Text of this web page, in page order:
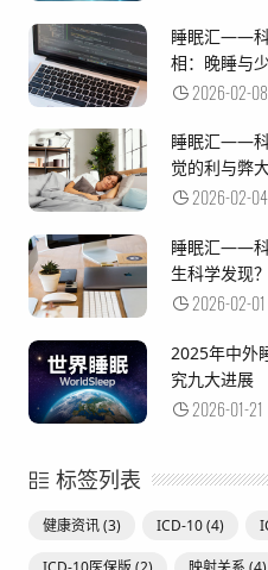
睡眠汇——科
相：晚睡与少
2026-02-08
睡眠汇——科
觉的利与弊
2026-02-04
睡眠汇——科
生科学发现
2026-02-01
2025年中外
究九大进展
2026-01-21
标签列表
健康资讯(3) ICD-10(4)